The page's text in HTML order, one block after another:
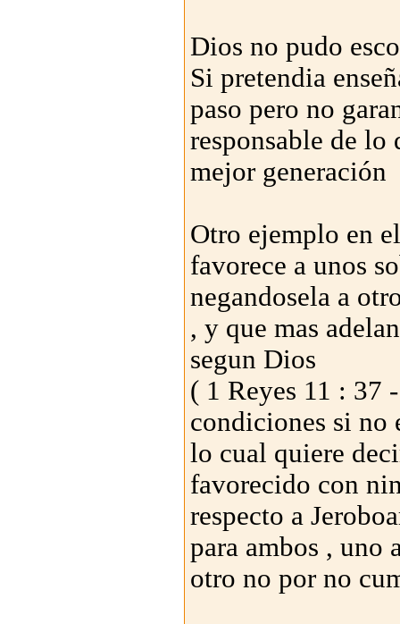
Dios no pudo
Si pretendia
paso pero no
responsable de lo
mejor generación
Otro ejemplo en
favorece a unos
negandosela a
, y que mas
segun Dios
( 1 Reyes 11 : 37
condiciones si no
lo cual quiere
favorecido con
respecto a
para ambos , uno
otro no por no